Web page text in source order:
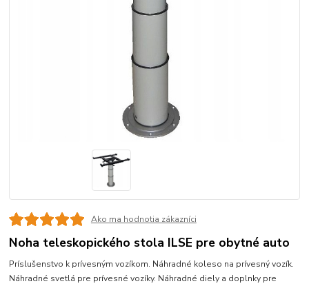
Ako ma hodnotia zákazníci
Noha teleskopického stola ILSE pre obytné auto
Príslušenstvo k prívesným vozíkom. Náhradné koleso na prívesný vozík.
Náhradné svetlá pre prívesné vozíky. Náhradné diely a doplnky pre